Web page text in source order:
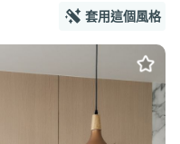
套用這個風格